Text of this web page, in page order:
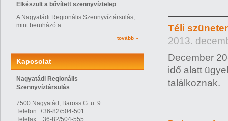
Elkészült a bővített szennyvíztelep
A Nagyatádi Regionális Szennyvíztársulás,
mint beruházó a...
tovább »
Kapcsolat
Nagyatádi Regionális
Szennyvíztársulás
7500 Nagyatád, Baross G. u. 9.
Telefon: +36-82/504-501
Telefax: +36-82/504-555
Téli
2013.
December
idő alatt
találkoznak.